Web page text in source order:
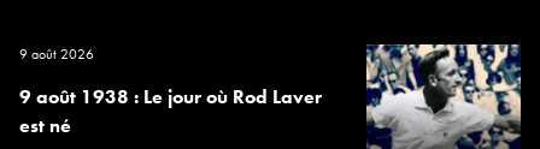
9 août 2026
9 août 1938 : Le jour où Rod Laver
est né